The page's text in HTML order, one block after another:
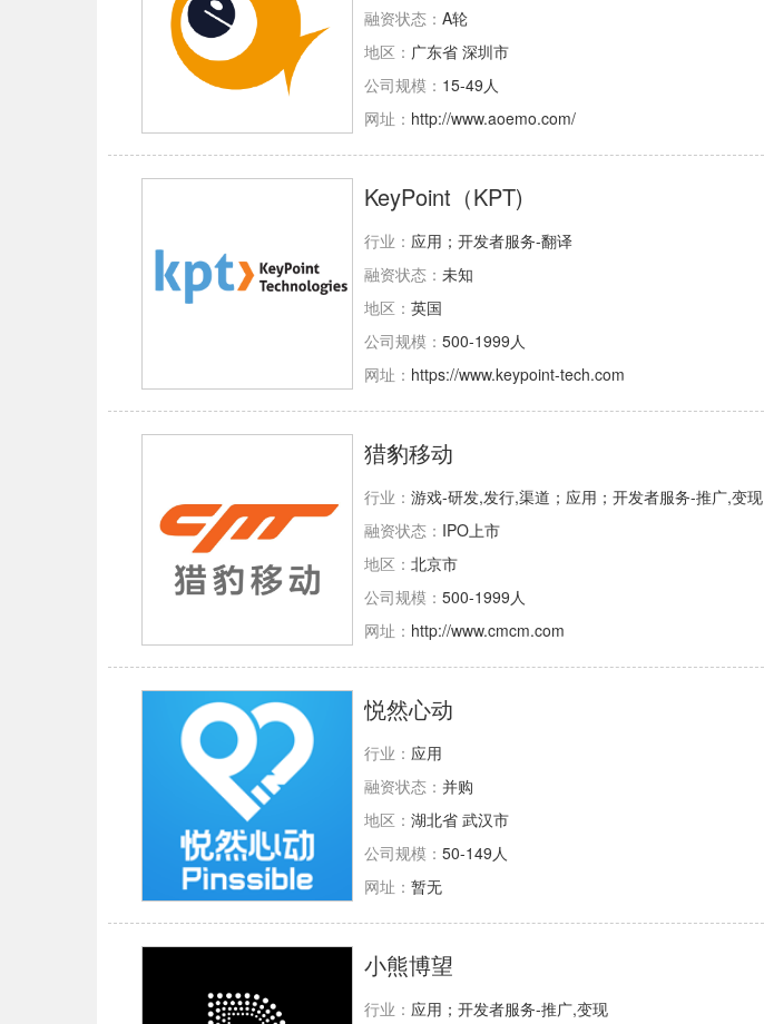
融资状态： A轮
地区： 广东省 深圳市
公司规模： 15-49人
网址： http://www.aoemo.com/
KeyPoint（KPT)
行业： 应用；开发者服务-翻译
融资状态： 未知
地区： 英国
公司规模： 500-1999人
网址： https://www.keypoint-tech.com
猎豹移动
行业： 游戏-研发,发行,渠道；应用；开发者服务-推广,变现
融资状态： IPO上市
地区： 北京市
公司规模： 500-1999人
网址： http://www.cmcm.com
悦然心动
行业： 应用
融资状态： 并购
地区： 湖北省 武汉市
公司规模： 50-149人
网址： 暂无
小熊博望
行业： 应用；开发者服务-推广,变现